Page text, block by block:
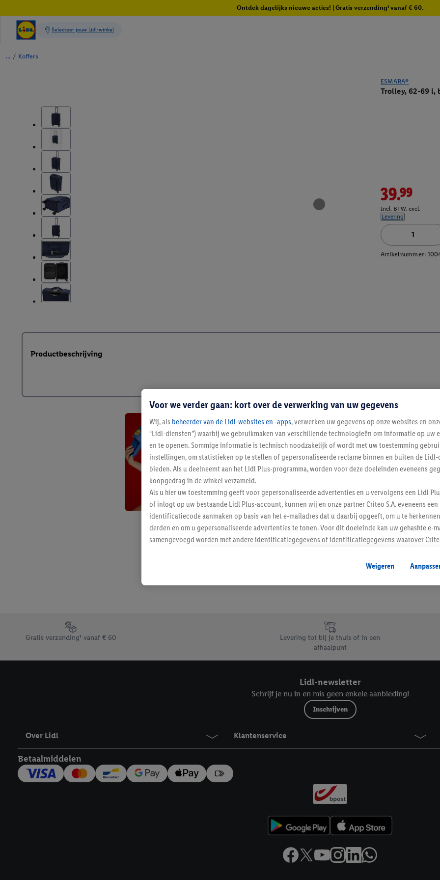
Ontdek dagelijks nieuwe acties! | Gratis verzending¹ vanaf € 60.
/ Koffers
ESMARA®
Trolley, 62-69 l,
39.99
Incl. BTW. excl.
Levering
Artikelnummer:
Productbeschrijving
Blijf op de
Schrijf je in op de
Footerelement met de verschillende USPs van Lidl.be
Gratis verzending¹ vanaf € 60
Levering tot bij je thuis of in een
afhaalpunt
Lidl-newsletter
Schrijf je nu in en mis geen enkele aanbieding!
Inschrijven
Over Lidl Klantenservice
Betaalmiddelen
Voor we verder gaan: kort over de verwerking van uw gegevens
Wij, als beheerder van de Lidl-websites en -apps, verwerken uw gegevens op onze websites en
“Lidl-diensten”) waarbij we gebruikmaken van verschillende technologieën om informatie op uw
en te openen. Sommige informatie is technisch noodzakelijk of wordt met uw toestemming
instellingen, om statistieken op te stellen of gepersonaliseerde reclame binnen en buiten de Lidl-
bieden. Als u deelneemt aan het Lidl Plus-programma, worden voor deze doeleinden eveneens
koopgedrag in de winkel verzameld.
Als u hier uw toestemming geeft voor gepersonaliseerde advertenties en u vervolgens een Lidl
of inlogt op uw bestaande Lidl Plus-account, kunnen wij en onze partner Criteo S.A. eveneens
identificatiecode aanmaken op basis van het e-mailadres dat u daarbij opgeeft, om u te
derden en om u gepersonaliseerde advertenties te tonen. Voor dit doeleinde kan uw gehashte e-
samengevoegd worden met andere identificatiegegevens of identificatiegegevens waarover
Als u hiermee akkoord gaat, kunnen advertenties in het kader van retargeting, d.w.z. advertenties
u interesse hebt getoond (bijvoorbeeld door het product in de webshop aan uw winkelmandje
niet te kopen), ook op verschillende apparaten en verschillende Lidl-diensten worden
Onder “Aanpassen” kunt u individuele doeleinden toestaan en meer informatie vinden over de
Door op “weigeren” te klikken, kunt u alleen het gebruik van de noodzakelijke technologieën
“aanvaarden” te klikken, stemt u in met alle verwerkingen voor alle bovengenoemde doeleinden.
Weigeren